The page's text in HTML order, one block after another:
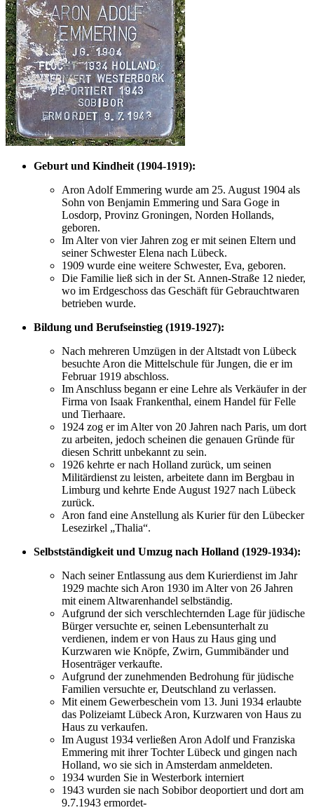
Geburt und Kindheit (1904-1919):
Aron Adolf Emmering wurde am 25. August 1904 als
Sohn von Benjamin Emmering und Sara Goge in
Losdorp, Provinz Groningen, Norden Hollands,
geboren.
Im Alter von vier Jahren zog er mit seinen Eltern und
seiner Schwester Elena nach Lübeck.
1909 wurde eine weitere Schwester, Eva, geboren.
Die Familie ließ sich in der St. Annen-Straße 12 nieder,
wo im Erdgeschoss das Geschäft für Gebrauchtwaren
betrieben wurde.
Bildung und Berufseinstieg (1919-1927):
Nach mehreren Umzügen in der Altstadt von Lübeck
besuchte Aron die Mittelschule für Jungen, die er im
Februar 1919 abschloss.
Im Anschluss begann er eine Lehre als Verkäufer in der
Firma von Isaak Frankenthal, einem Handel für Felle
und Tierhaare.
1924 zog er im Alter von 20 Jahren nach Paris, um dort
zu arbeiten, jedoch scheinen die genauen Gründe für
diesen Schritt unbekannt zu sein.
1926 kehrte er nach Holland zurück, um seinen
Militärdienst zu leisten, arbeitete dann im Bergbau in
Limburg und kehrte Ende August 1927 nach Lübeck
zurück.
Aron fand eine Anstellung als Kurier für den Lübecker
Lesezirkel „Thalia“.
Selbstständigkeit und Umzug nach Holland (1929-1934):
Nach seiner Entlassung aus dem Kurierdienst im Jahr
1929 machte sich Aron 1930 im Alter von 26 Jahren
mit einem Altwarenhandel selbständig.
Aufgrund der sich verschlechternden Lage für jüdische
Bürger versuchte er, seinen Lebensunterhalt zu
verdienen, indem er von Haus zu Haus ging und
Kurzwaren wie Knöpfe, Zwirn, Gummibänder und
Hosenträger verkaufte.
Aufgrund der zunehmenden Bedrohung für jüdische
Familien versuchte er, Deutschland zu verlassen.
Mit einem Gewerbeschein vom 13. Juni 1934 erlaubte
das Polizeiamt Lübeck Aron, Kurzwaren von Haus zu
Haus zu verkaufen.
Im August 1934 verließen Aron Adolf und Franziska
Emmering mit ihrer Tochter Lübeck und gingen nach
Holland, wo sie sich in Amsterdam anmeldeten.
1934 wurden Sie in Westerbork interniert
1943 wurden sie nach Sobibor deoportiert und dort am
9.7.1943 ermordet-